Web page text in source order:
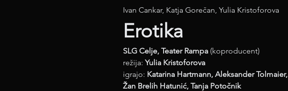
Ivan Cankar, Katja Gorečan, Yulia Kristoforova
Erotika
SLG Celje, Teater Rampa (koproducent)
režija: Yulia Kristoforova
igrajo: Katarina Hartmann, Aleksander Tolmaier,
Žan Brelih Hatunić, Tanja Potočnik